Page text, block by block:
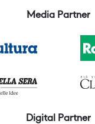
Media Partner
Digital Partner